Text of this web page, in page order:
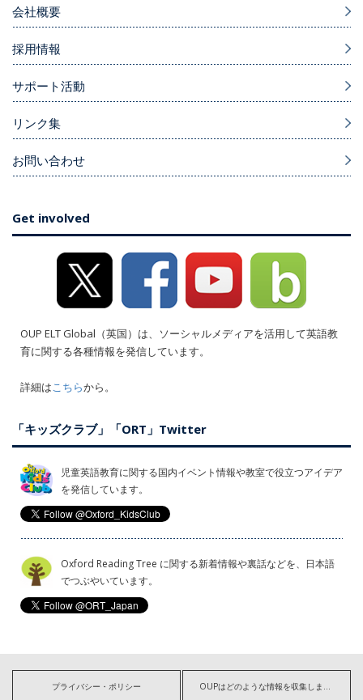
会社概要
採用情報
サポート活動
リンク集
お問い合わせ
Get involved
OUP ELT Global（英国）は、ソーシャルメディアを活用して英語教
育に関する各種情報を発信しています。
詳細はこちらから。
「キッズクラブ」「ORT」Twitter
児童英語教育に関する国内イベント情報や教室で役立つアイデア
を発信しています。
Oxford Reading Tree に関する新着情報や裏話などを、日本語
でつぶやいています。
プライバシー・ポリシー OUPはどのような情報を収集しますか?